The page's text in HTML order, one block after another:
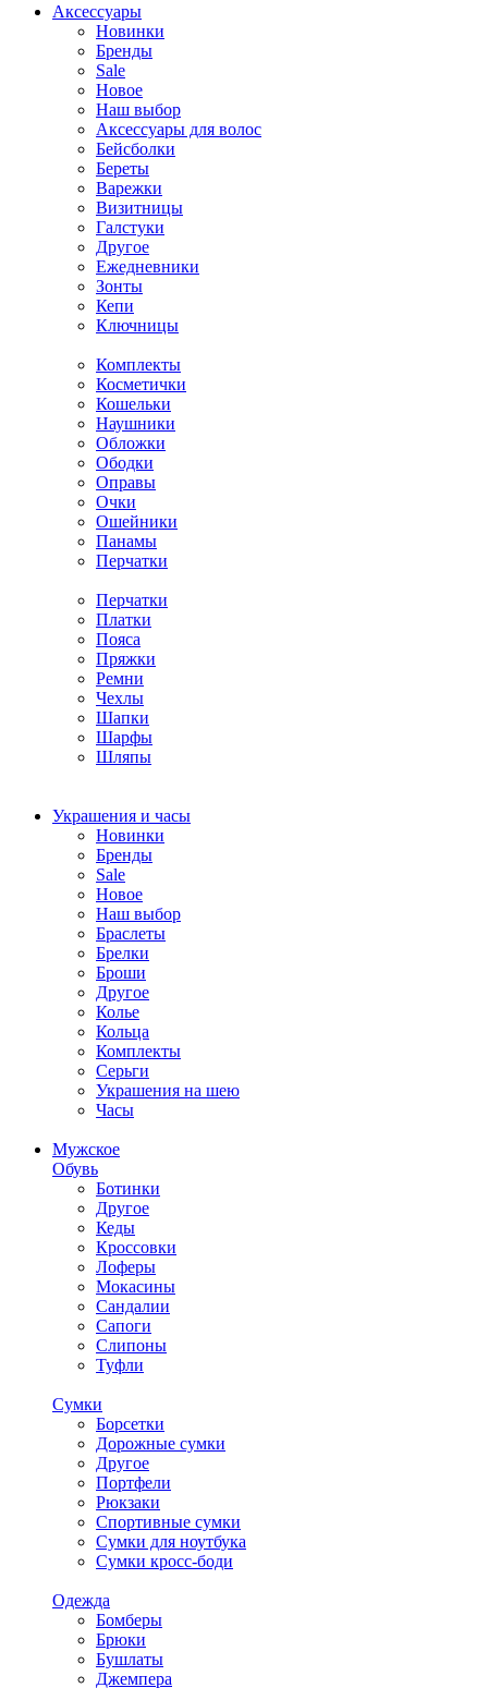
Аксессуары
Новинки
Бренды
Sale
Новое
Наш выбор
Аксессуары для волос
Бейсболки
Береты
Варежки
Визитницы
Галстуки
Другое
Ежедневники
Зонты
Кепи
Ключницы
Комплекты
Косметички
Кошельки
Наушники
Обложки
Ободки
Оправы
Очки
Ошейники
Панамы
Перчатки
Перчатки
Платки
Пояса
Пряжки
Ремни
Чехлы
Шапки
Шарфы
Шляпы
Украшения и часы
Новинки
Бренды
Sale
Новое
Наш выбор
Браслеты
Брелки
Броши
Другое
Колье
Кольца
Комплекты
Серьги
Украшения на шею
Часы
Мужское
Обувь
Ботинки
Другое
Кеды
Кроссовки
Лоферы
Мокасины
Сандалии
Сапоги
Слипоны
Туфли
Сумки
Борсетки
Дорожные сумки
Другое
Портфели
Рюкзаки
Спортивные сумки
Сумки для ноутбука
Сумки кросс-боди
Одежда
Бомберы
Брюки
Бушлаты
Джемпера